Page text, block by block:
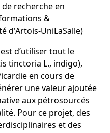
recherche en
&
d'Artois-UniLaSalle)
d’utiliser tout le
tinctoria L., indigo),
en cours de
une valeur ajoutée
aux pétrosourcés
Pour ce projet, des
et des